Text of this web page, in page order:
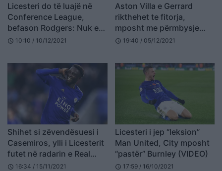
Licesteri do të luajë në
Conference League,
befason Rodgers: Nuk e
di çfarë është
schedule 10:10 / 10/12/2021
Aston Villa e Gerrard
rikthehet te fitorja,
mposht me përmbysje
Licesterin (VIDEO)
schedule 19:40 / 05/12/2021
Shihet si zëvendësuesi i
Casemiros, ylli i Licesterit
futet në radarin e Real
Madrid
schedule 16:34 / 15/11/2021
Licesteri i jep “leksion”
Man United, City mposht
“pastër” Burnley (VIDEO)
schedule 17:59 / 16/10/2021